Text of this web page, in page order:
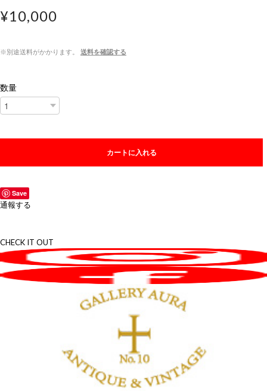
¥10,000
※別途送料がかかります。 送料を確認する
数量
カートに入れる
Save
通報する
CHECK IT OUT